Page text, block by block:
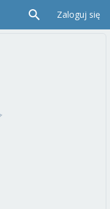
Zaloguj się